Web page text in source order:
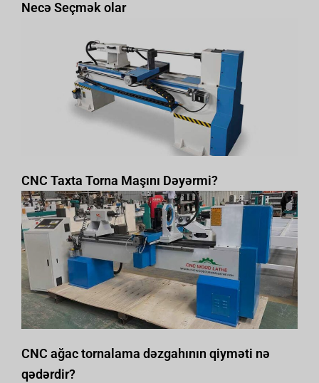
Necə Seçmək olar
CNC Taxta Torna Maşını Dəyərmi?
CNC ağac tornalama dəzgahının qiyməti nə
qədərdir?